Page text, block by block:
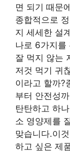
면 되기 때문
종합적으로
지 세세한 설
나로 6가지를
잘 먹지 않는
저것 먹기 귀
이라고 할까?
부터 안전성
탄탄하고 하
소 영양제를
맞습니다.이
하고 싶은 제